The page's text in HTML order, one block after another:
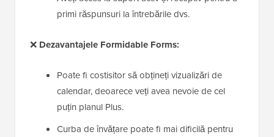
primi răspunsuri la întrebările dvs.
❌ Dezavantajele Formidable Forms:
Poate fi costisitor să obțineți vizualizări de
calendar, deoarece veți avea nevoie de cel
puțin planul Plus.
Curba de învățare poate fi mai dificilă pentru